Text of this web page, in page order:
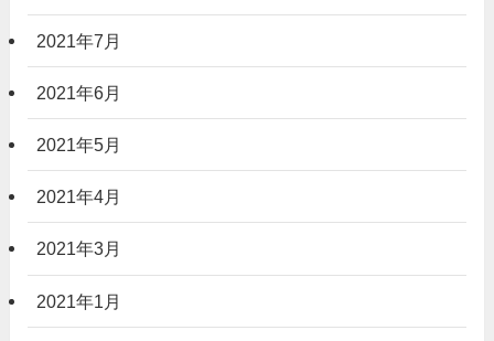
2021年7月
2021年6月
2021年5月
2021年4月
2021年3月
2021年1月